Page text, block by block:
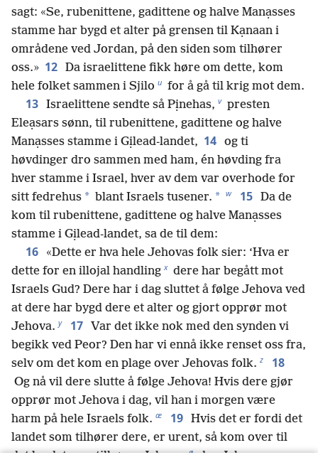
sagt: «Se, rubenittene, gadittene og halve Manạsses
stamme har bygd et alter på grensen til Kạnaan i
områdene ved Jordan, på den siden som tilhører
oss.» 12 Da israelittene fikk høre om dette, kom
hele folket sammen i Sjilo u for å gå til krig mot dem.
13 Israelittene sendte så Pịnehas, v presten
Eleạsars sønn, til rubenittene, gadittene og halve
Manạsses stamme i Gịlead-landet, 14 og ti
høvdinger dro sammen med ham, én høvding fra
hver stamme i Israel, hver av dem var overhode for
sitt fedrehus * blant Israels tusener. * w 15 Da de
kom til rubenittene, gadittene og halve Manạsses
stamme i Gịlead-landet, sa de til dem:
16
«Dette er hva hele Jehovas folk sier: ‘Hva er
dette for en illojal handling x dere har begått mot
Israels Gud? Dere har i dag sluttet å følge Jehova ved
at dere har bygd dere et alter og gjort opprør mot
Jehova. y 17 Var det ikke nok med den synden vi
begikk ved Peor? Den har vi ennå ikke renset oss fra,
selv om det kom en plage over Jehovas folk. z 18
Og nå vil dere slutte å følge Jehova! Hvis dere gjør
opprør mot Jehova i dag, vil han i morgen være
harm på hele Israels folk. æ 19 Hvis det er fordi det
landet som tilhører dere, er urent, så kom over til
det landet som tilhører Jehova, ø der Jehovas